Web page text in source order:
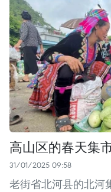
高山区的春天集
31/01/2025 09:58
老街省北河县的北河